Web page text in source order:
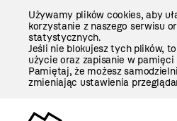
Używamy plików cookies, aby
korzystanie z naszego serwisu
statystycznych.
Jeśli nie blokujesz tych plików,
użycie oraz zapisanie w pamięci
Pamiętaj, że możesz
zmieniając ustawienia